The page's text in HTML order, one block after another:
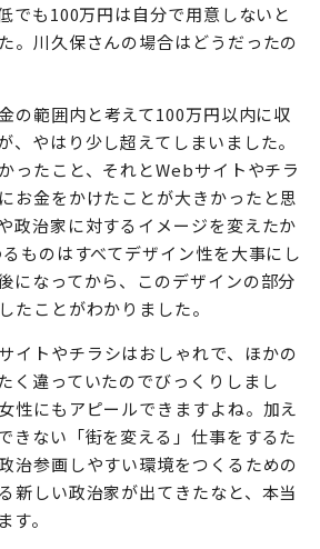
でも100万円は自分で用意しないと
。川久保さんの場合はどうだったの
の範囲内と考えて100万円以内に収
、やはり少し超えてしまいました。
ったこと、それとWebサイトやチラ
お金をかけたことが大きかったと思
政治家に対するイメージを変えたか
ものはすべてデザイン性を大事にし
になってから、このデザインの部分
たことがわかりました。
イトやチラシはおしゃれで、ほかの
く違っていたのでびっくりしまし
性にもアピールできますよね。加え
きない「街を変える」仕事をするた
治参画しやすい環境をつくるための
新しい政治家が出てきたなと、本当
す。